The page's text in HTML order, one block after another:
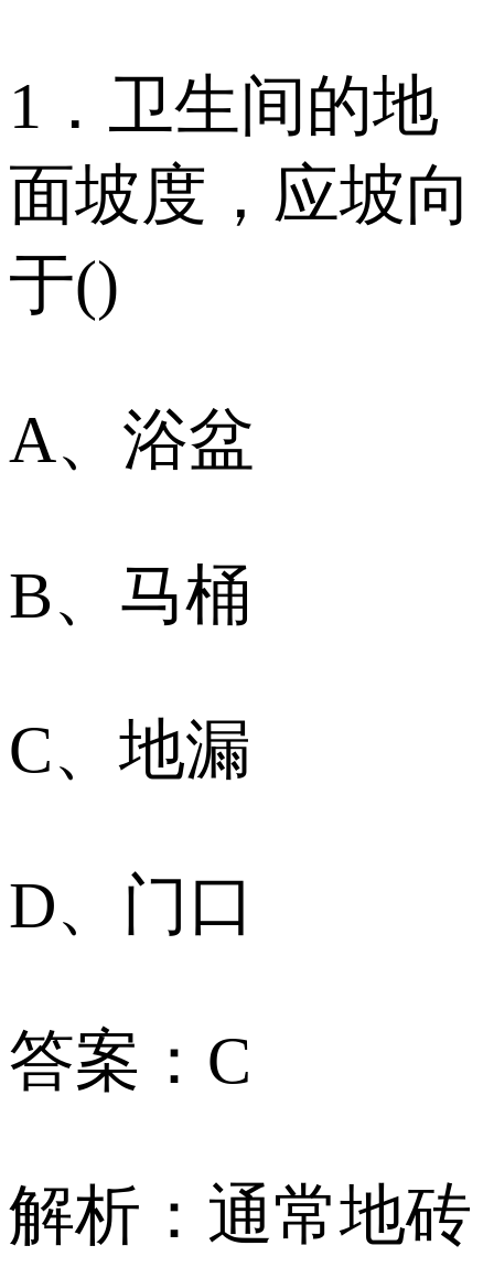
1．卫生间的地
面坡度，应坡向
于()
A、浴盆
B、马桶
C、地漏
D、门口
答案：C
解析：通常地砖